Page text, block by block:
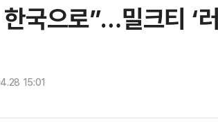
국으로”…밀크티 ‘
15:01